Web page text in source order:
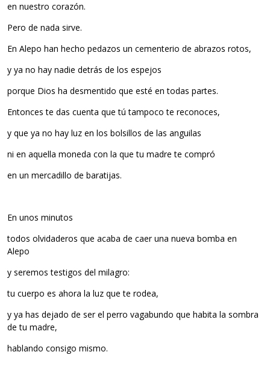
en nuestro corazón.
Pero de nada sirve.
En Alepo han hecho pedazos un cementerio de abrazos rotos,
y ya no hay nadie detrás de los espejos
porque Dios ha desmentido que esté en todas partes.
Entonces te das cuenta que tú tampoco te reconoces,
y que ya no hay luz en los bolsillos de las anguilas
ni en aquella moneda con la que tu madre te compró
en un mercadillo de baratijas.
En unos minutos
todos olvidaderos que acaba de caer una nueva bomba en
Alepo
y seremos testigos del milagro:
tu cuerpo es ahora la luz que te rodea,
y ya has dejado de ser el perro vagabundo que habita la sombra
de tu madre,
hablando consigo mismo.